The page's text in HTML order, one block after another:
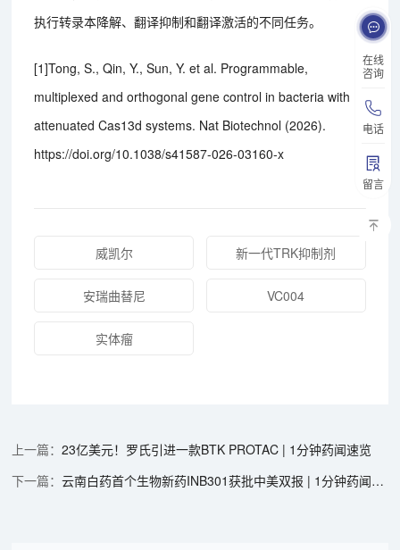
在线
咨询
电话
留言
执行转录本降解、翻译抑制和翻译激活的不同任务。
[1]Tong, S., Qin, Y., Sun, Y. et al. Programmable,
multiplexed and orthogonal gene control in bacteria with
attenuated Cas13d systems. Nat Biotechnol (2026).
https://doi.org/10.1038/s41587-026-03160-x
威凯尔 新一代TRK抑制剂
安瑞曲替尼 VC004
实体瘤
23亿美元！罗氏引进一款BTK PROTAC | 1分钟药闻速览
云南白药首个生物新药INB301获批中美双报 | 1分钟药闻速览